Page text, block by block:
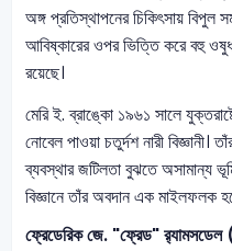
অঙ্গ প্রতিস্থাপনের চিকিৎসায় বিপুল
আবিষ্কারের ওপর ভিত্তি করে বহু
রয়েছে।
মেরি ই. ব্রাঙ্কো ১৯৬১ সালে
নোবেল পাওয়া চতুর্দশ নারী বিজ্ঞানী।
ব্যবস্থার জটিলতা বুঝতে অসামান্য
বিজ্ঞানে তাঁর অবদান এক মাইলফলক
ফ্রেডেরিক জে. "ফ্রেড" র‍্যামসডেল